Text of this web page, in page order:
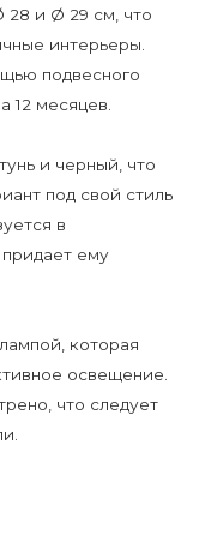
28 и Ø 29 см, что
интерьеры.
подвесного
12 месяцев.
и черный, что
под свой стиль
в
ему
которая
освещение.
что следует
только внутри